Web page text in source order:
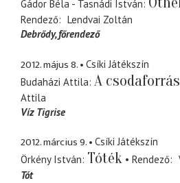
Gádor Béla - Tasnádi István
Rendező
Lendvai Zoltán
Debrődy főrendező
2012. május 8.
Csíki Játékszín
Budaházi Attila A csodaforrás
Attila
Víz Tigrise
2012. március 9.
Csíki Játékszín
Örkény István Tóték Rendező
Tót